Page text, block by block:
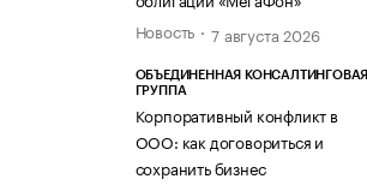
Новость
7 августа 2026
ОБЪЕДИНЕННАЯ КОНСАЛТИНГОВАЯ
ГРУППА
Корпоративный конфликт в
ООО: как договориться и
сохранить бизнес